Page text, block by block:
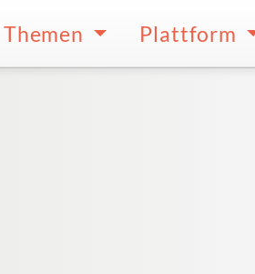
Themen Plattform